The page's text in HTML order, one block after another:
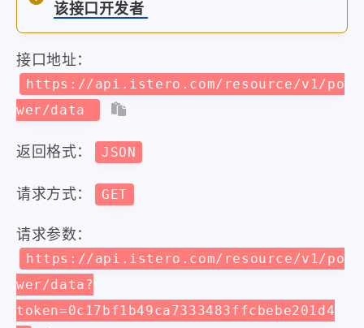
该接口开发者
接口地址：
https://api.istero.com/resource/v1/po
wer/data
返回格式： JSON
请求方式： GET
请求参数：
https://api.istero.com/resource/v1/po
wer/data?
token=0c17bf1b49ca7333483ffcbebe201d4